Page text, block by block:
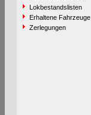
Lokbestandslisten
Erhaltene Fahrzeuge
Zerlegungen